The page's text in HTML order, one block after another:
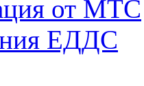
от МТС
ЕДДС